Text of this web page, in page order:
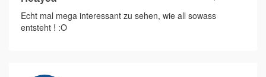
Echt mal mega interessant zu sehen, wie all sowass
entsteht ! :O